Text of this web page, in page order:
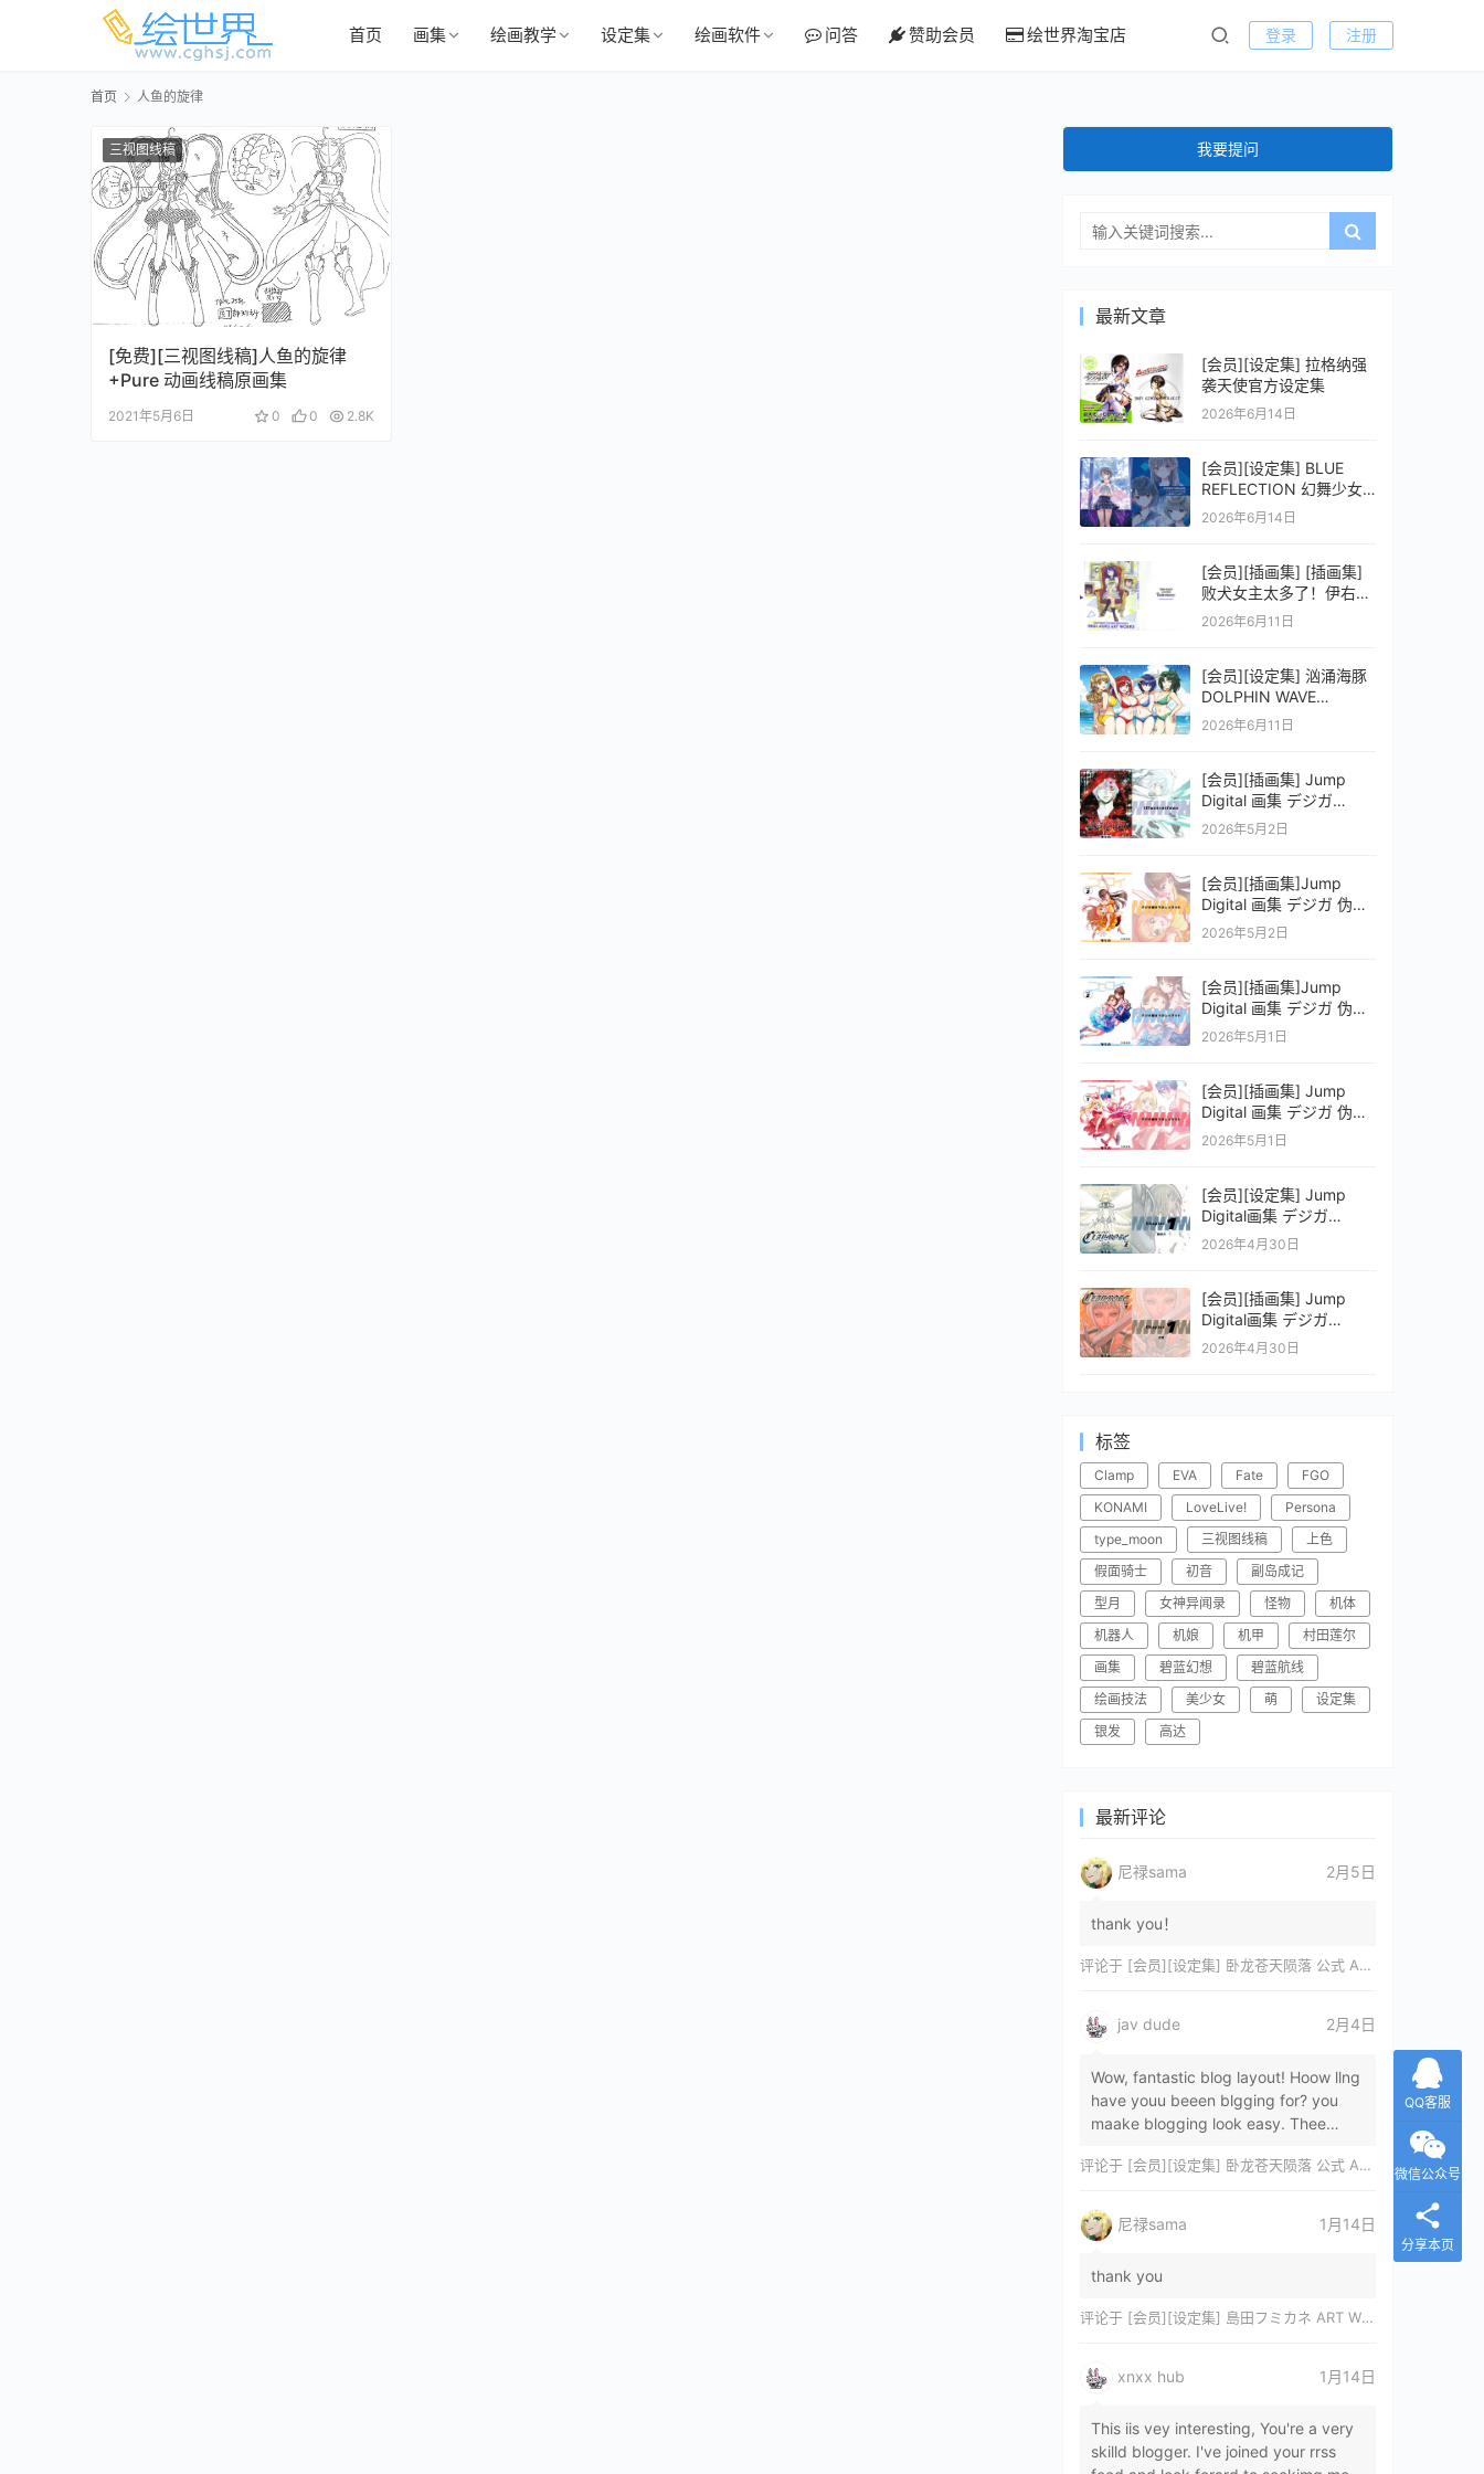
首页 画集 绘画教学 设定集 绘画软件 问答 赞助会员 绘世界淘宝店 登录 注册
首页 人鱼的旋律
三视图线稿
[免费][三视图线稿]人鱼的旋律
+Pure 动画线稿原画集
2021年5月6日 0 0 2.8K
我要提问
最新文章
[会员][设定集] 拉格纳强
袭天使官方设定集
2026年6月14日
[会员][设定集] BLUE
REFLECTION 幻舞少女
之剑公式ビジュアルコレ
2026年6月14日
[会员][插画集] [插画集]
败犬女主太多了！伊右群
ARTWORKS
2026年6月11日
[会员][设定集] 汹涌海豚
DOLPHIN WAVE
OFFICIAL VISUAL
2026年6月11日
[会员][插画集] Jump
Digital 画集 デジガ
D.Gray-man
2026年5月2日
[会员][插画集]Jump
Digital 画集 デジガ 伪恋
ニセコイ 3
2026年5月2日
[会员][插画集]Jump
Digital 画集 デジガ 伪恋
ニセコイ 2
2026年5月1日
[会员][插画集] Jump
Digital 画集 デジガ 伪恋
ニセコイ 1
2026年5月1日
[会员][设定集] Jump
Digital画集 デジガ
CLAYMORE 2
2026年4月30日
[会员][插画集] Jump
Digital画集 デジガ
CLAYMORE 1
2026年4月30日
标签
Clamp EVA Fate
FGO
KONAMI
LoveLive!
Persona
type_moon
三视图线稿
上色
假面骑士
初音
副岛成记
型月
女神异闻录 怪物
机体
机器人
机娘 机甲
村田莲尔
画集
碧蓝幻想
碧蓝航线
绘画技法
美少女 萌
设定集
银发
高达
最新评论
尼禄sama 2月5日
thank you！
评论于 [会员][设定集] 卧龙苍天陨落 公式 ARTWORKS[DL]
jav dude 2月4日
Wow, fantastic blog layout! Hoow llng
have youu beeen blgging for? you
maake blogging look easy. Thee
magnificent, let…
评论于 [会员][设定集] 卧龙苍天陨落 公式 ARTWORKS[DL]
尼禄sama 1月14日
thank you
评论于 [会员][设定集] 島田フミカネ ART WORKS EXTRA Luminous Witches[DL]
xnxx hub 1月14日
This iis vey interesting, You're a very
skilld blogger. I've joined your rrss
QQ客服
微信公众号
分享本页